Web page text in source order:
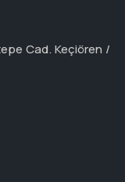
Cad. Keçiören /